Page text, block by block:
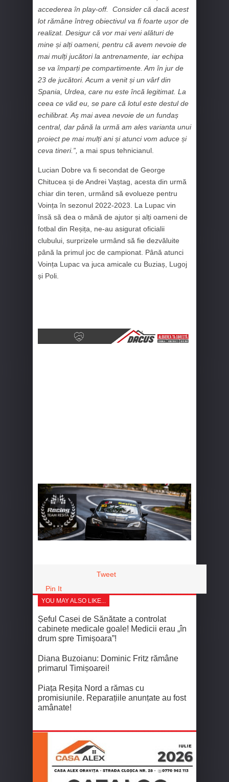
accederea în play-off. Consider că dacă acest
lot rămâne întreg obiectivul va fi foarte ușor de
realizat. Desigur că vor mai veni alături de
mine și alți oameni, pentru că avem nevoie de
mai mulți jucători la antrenamente, iar echipa
se va împarți pe compartimente. Am în jur de
23 de jucători. Acum a venit și un vârf din
Spania, Urdea, care nu este încă legitimat. La
ceea ce văd eu, se pare că lotul este destul de
echilibrat. Aș mai avea nevoie de un fundaș
central, dar până la urmă am ales varianta unui
proiect pe mai mulți ani și atunci vom aduce și
ceva tineri.”, a mai spus tehnicianul.
Lucian Dobre va fi secondat de George
Chitucea și de Andrei Vaștag, acesta din urmă
chiar din teren, urmând să evolueze pentru
Voința în sezonul 2022-2023. La Lupac vin
însă să dea o mână de ajutor și alți oameni de
fotbal din Reșița, ne-au asigurat oficialii
clubului, surprizele urmând să fie dezvăluite
până la primul joc de campionat. Până atunci
Voința Lupac va juca amicale cu Buziaș, Lugoj
și Poli.
Tweet
Pin It
YOU MAY ALSO LIKE...
Șeful Casei de Sănătate a controlat
cabinete medicale goale! Medicii erau „în
drum spre Timișoara”!
Diana Buzoianu: Dominic Fritz rămâne
primarul Timișoarei!
Piața Reșița Nord a rămas cu
promisiunile. Reparațiile anunțate au fost
amânate!